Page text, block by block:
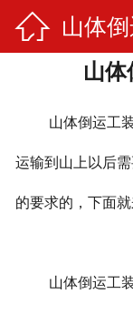
 山体
山
山体倒运工
运输到山上以后
的要求的，下面
山体倒运工